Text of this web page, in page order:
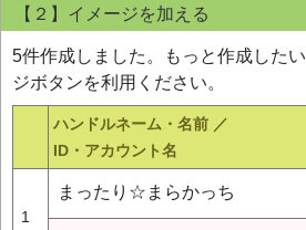
【２】イメージを加える
5件作成しました。もっと作成した
ジボタンを利用ください。
ハンドルネーム・名前 ／
ID・アカウント名
1
まったり☆まらかっち